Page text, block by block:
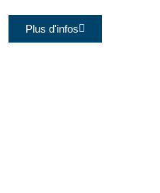
Plus d'infos